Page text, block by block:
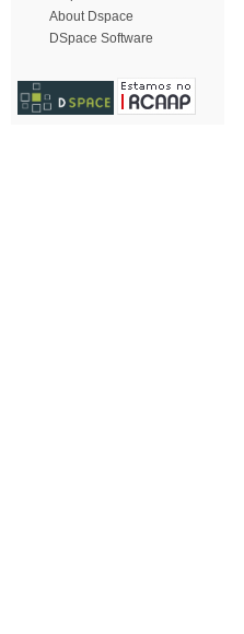
About Dspace
DSpace Software